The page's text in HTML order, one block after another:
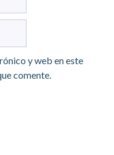
y web en este
comente.